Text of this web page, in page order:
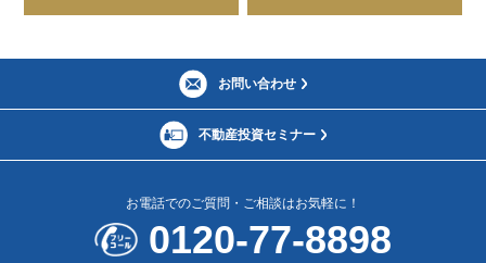
お問い合わせ
不動産投資セミナー
お電話でのご質問・ご相談はお気軽に！
0120-77-8898